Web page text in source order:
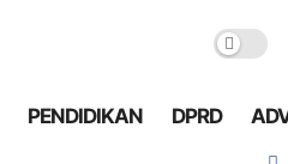
PENDIDIKAN DPRD